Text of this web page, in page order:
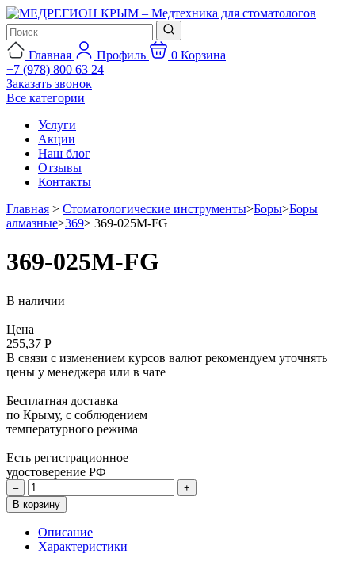
Главная Профиль 0 Корзина
+7 (978) 800 63 24
Заказать звонок
Все категории
Услуги
Акции
Наш блог
Отзывы
Контакты
Главная > Стоматологические инструменты>Боры>Боры
алмазные>369> 369-025M-FG
369-025M-FG
В наличии
Цена
255,37 Р
В связи с изменением курсов валют рекомендуем уточнять
цены у менеджера или в чате
Бесплатная доставка
по Крыму, с соблюдением
температурного режима
Есть регистрационное
удостоверение РФ
–
+
В корзину
Описание
Характеристики